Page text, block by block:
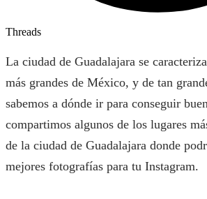
Threads
La ciudad de Guadalajara se
más grandes de México, y de tan
sabemos a dónde ir para conseguir
compartimos algunos de los lugares
de la ciudad de Guadalajara donde
mejores fotografías para tu Instagram.